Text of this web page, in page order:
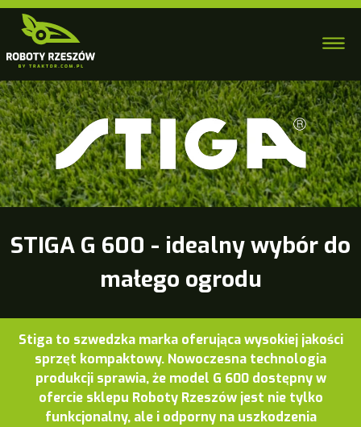
STIGA G 600 - idealny wybór do
małego ogrodu
Stiga to szwedzka marka oferująca wysokiej jakości
sprzęt kompaktowy. Nowoczesna technologia
produkcji sprawia, że model G 600 dostępny w
ofercie sklepu Roboty Rzeszów jest nie tylko
funkcjonalny, ale i odporny na uszkodzenia